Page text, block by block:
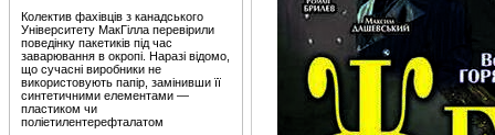
Колектив фахівців з канадського
Університету МакГілла перевірили
поведінку пакетиків під час
заварювання в окропі. Наразі відомо,
що сучасні виробники не
використовують папір, замінивши її
синтетичними елементами —
пластиком чи
поліетилентерефталатом